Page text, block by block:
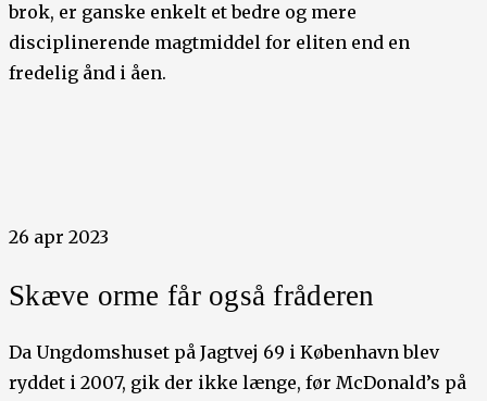
brok, er ganske enkelt et bedre og mere
disciplinerende magtmiddel for eliten end en
fredelig ånd i åen.
26 apr 2023
Skæve orme får også fråderen
Da Ungdomshuset på Jagtvej 69 i København blev
ryddet i 2007, gik der ikke længe, før McDonald’s på